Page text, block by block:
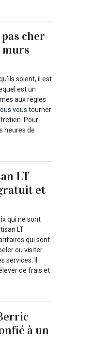
cher
murs
soient, il est
est un
aux règles
vous tourner
Pour
heures de
LT
et
qui ne sont
LT
qui sont
ou visiter
services. Il
de frais et
à un